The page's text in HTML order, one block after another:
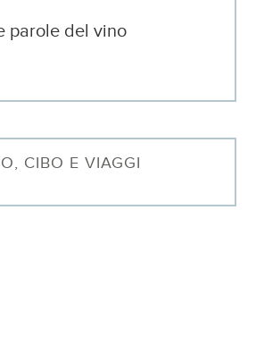
parole del vino
CIBO E VIAGGI